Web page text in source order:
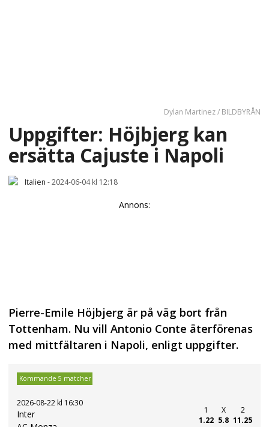
Dylan Martinez / BILDBYRÅN
Uppgifter: Höjbjerg kan
ersätta Cajuste i Napoli
Italien -2024-06-04 kl 12:18
Annons:
Pierre-Emile Höjbjerg är på väg bort från
Tottenham. Nu vill Antonio Conte återförenas
med mittfältaren i Napoli, enligt uppgifter.
Kommande 5 matcher
2026-08-22 kl 16:30
Inter
1
1.22
X
5.8
2
11.25